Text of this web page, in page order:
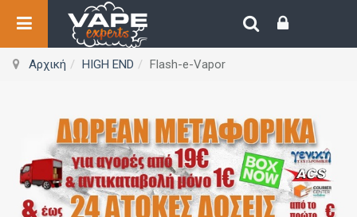
Αρχική HIGH END Flash-e-Vapor